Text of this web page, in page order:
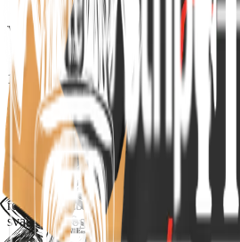
Vatrogasni
13,00 €
Ovaj visokokvalitetni spasilački nož,
nudi sve što vam je potrebno u hitnim
od čelika 440A s djelomičnim
dok aluminijska ručka pruža čvrsto i
zaključavanje obloge sprječava slučajno
omogućuje jednostavno nošenje.
remena i razbijača stakla čine ovaj nož
svakog vatrogasca.